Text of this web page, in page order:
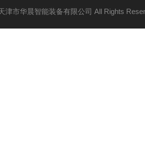
津市华晨智能装备有限公司 All Rights